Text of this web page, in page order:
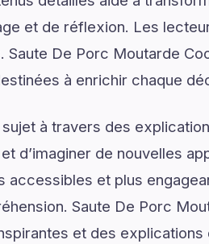
et de réflexion. Les
Saute De Porc Moutarde
à enrichir chaque
à travers des
d’imaginer de nouvelles
accessibles et plus
Saute De Porc
et des